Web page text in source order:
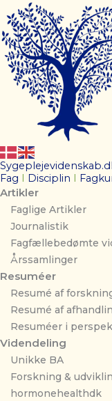
Fag
Disciplin
Artikler
Faglige Artikler
Journalistik
Fagfællebedømte
Årssamlinger
Resuméer
Resumé af
Resumé af
Resuméer i
Videndeling
Unikke BA
Forskning &
hormonehealthdk